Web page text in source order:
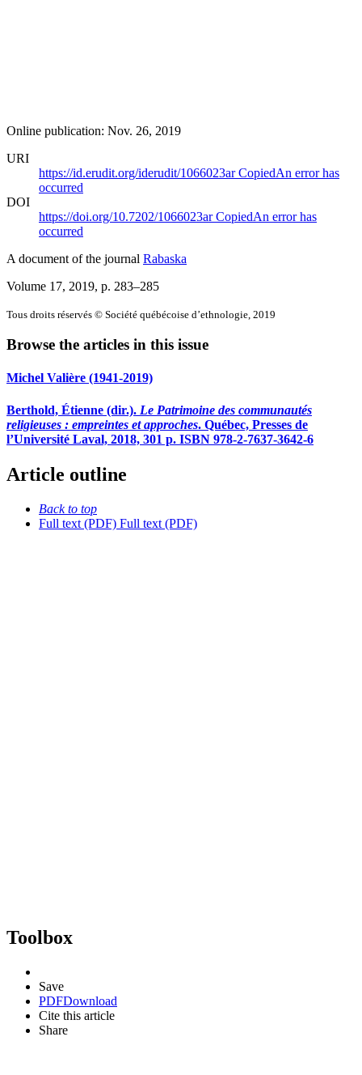
Online publication: Nov. 26, 2019
URI
https://id.erudit.org/iderudit/1066023arCopiedAn error has
occurred
DOI
https://doi.org/10.7202/1066023arCopiedAn error has
occurred
A document of the journal Rabaska
Volume 17, 2019, p. 283–285
Tous droits réservés © Société québécoise d’ethnologie, 2019
Browse the articles in this issue
Michel Valière (1941-2019)
Berthold, Étienne (dir.). Le Patrimoine des communautés
religieuses : empreintes et approches. Québec, Presses de
l’Université Laval, 2018, 301 p. ISBN 978-2-7637-3642-6
Article outline
Back to top
Full text (PDF) Full text (PDF)
Toolbox
Save
PDFDownload
Cite this article
Share